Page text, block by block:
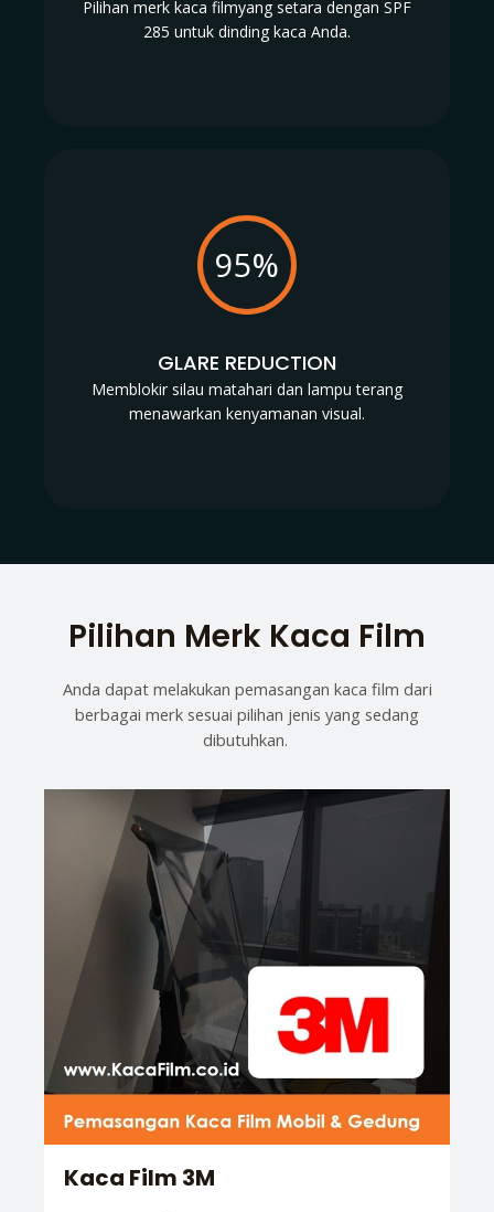
Pilihan merk kaca filmyang setara dengan SPF
285 untuk dinding kaca Anda.
95%
GLARE REDUCTION
Memblokir silau matahari dan lampu terang
menawarkan kenyamanan visual.
Pilihan Merk Kaca Film
Anda dapat melakukan pemasangan kaca film dari
berbagai merk sesuai pilihan jenis yang sedang
dibutuhkan.
Kaca Film 3M